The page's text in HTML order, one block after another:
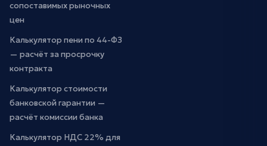
сопоставимых рыночных
цен
Калькулятор пени по 44-ФЗ
— расчёт за просрочку
контракта
Калькулятор стоимости
банковской гарантии —
расчёт комиссии банка
Калькулятор НДС 22% для